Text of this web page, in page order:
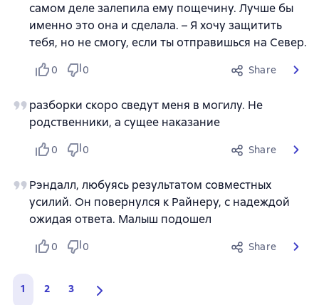
самом деле залепила ему пощечину. Лучше бы
именно это она и сделала. – Я хочу защитить
тебя, но не смогу, если ты отправишься на Север.
0 0 Share
разборки скоро сведут меня в могилу. Не
родственники, а сущее наказание
0 0 Share
Рэндалл, любуясь результатом совместных
усилий. Он повернулся к Райнеру, с надеждой
ожидая ответа. Малыш подошел
0 0 Share
1 2 3